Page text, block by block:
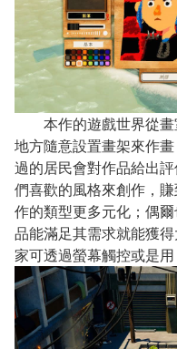
本作的遊戲世界從畫
地方隨意設置畫架來作
過的居民會對作品給出
們喜歡的風格來創作，
作的類型更多元化；偶
品能滿足其需求就能獲
家可透過螢幕觸控或是用